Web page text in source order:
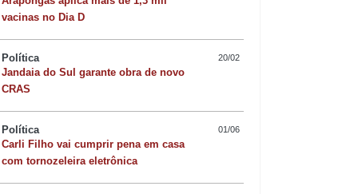
e dois agentes de Minas Gerais
ministrou ontem aulas de “Instrução
e 20 metros de largura, que
556”, afirma o capitão Thiago
vacinas no Dia D
Política 20/02
Jandaia do Sul garante obra de novo
CRAS
Política 01/06
Carli Filho vai cumprir pena em casa
com tornozeleira eletrônica